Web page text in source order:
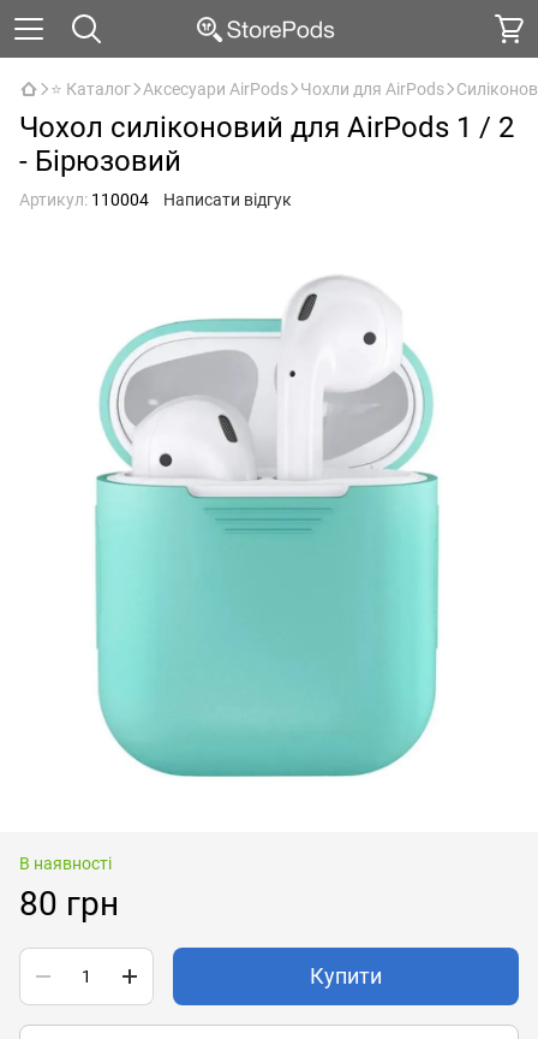
⭐ Каталог Аксесуари AirPods Чохли для AirPods
Чохол силіконовий для AirPods 1 / 2
- Бірюзовий
Артикул: 110004 Написати відгук
В наявності
80 грн
Купити